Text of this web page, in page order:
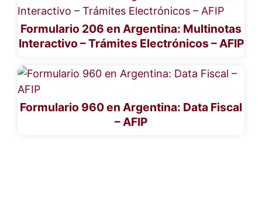
Formulario 206 en Argentina: Multinotas
Interactivo – Trámites Electrónicos – AFIP
Formulario 960 en Argentina: Data Fiscal
– AFIP